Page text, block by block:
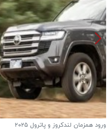
ورود همزمان لندکروز و پاترول ۲۰۲۵